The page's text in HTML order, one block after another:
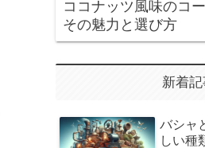
ココナッツ風味のコ
その魅力と選び方
新着
バシャ
しい種